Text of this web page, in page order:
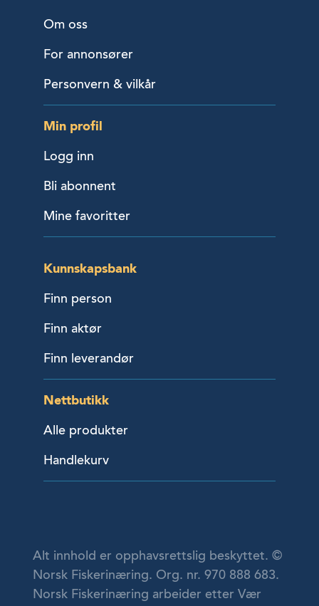
Om oss
For annonsører
Personvern & vilkår
Min profil
Logg inn
Bli abonnent
Mine favoritter
Kunnskapsbank
Finn person
Finn aktør
Finn leverandør
Nettbutikk
Alle produkter
Handlekurv
Alt innhold er opphavsrettslig beskyttet. ©
Norsk Fiskerinæring. Org. nr. 970 888 683.
Norsk Fiskerinæring arbeider etter Vær